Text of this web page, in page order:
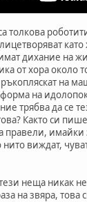
толкова
дихание на
от хора около
ръкопляскат на
на
трябва да се
Както си
правели, имайки
виждат,
неща никак
на звяра, това